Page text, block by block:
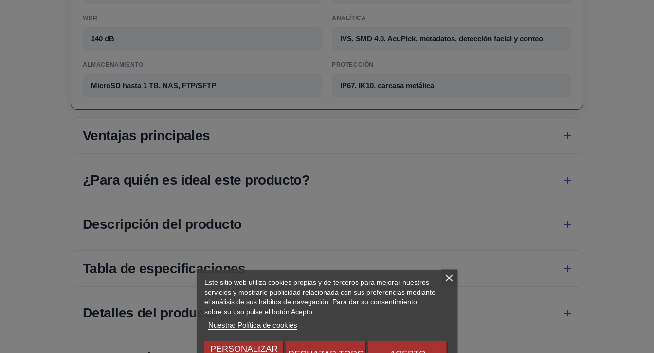
Este sitio web utiliza cookies propias y de terceros para mejorar nuestros
servicios y mostrarle publicidad relacionada con sus preferencias mediante
el análisis de sus hábitos de navegación. Para dar su consentimiento
sobre su uso pulse el botón Acepto.
Nuestra: Política de cookies
PERSONALIZAR
WDR
140 dB
ANALÍTICA
IVS, SMD 4.0, AcuPick, metadatos, detección facial y conteo
ALMACENAMIENTO
MicroSD hasta 1 TB, NAS, FTP/SFTP
PROTECCIÓN
IP67, IK10, carcasa metálica
Ventajas principales
¿Para quién es ideal este producto?
Descripción del producto
Tabla de especificaciones
Detalles del producto